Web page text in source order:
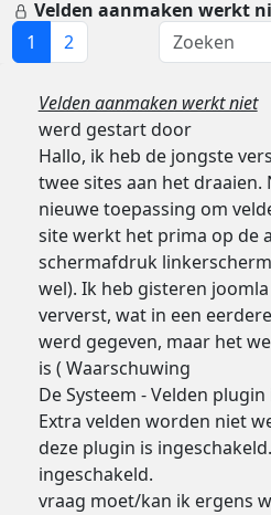
Velden aanmaken werkt
1
2
Velden aanmaken werkt niet
werd gestart door
Hallo, ik heb de jongste
twee sites aan het draaien.
nieuwe toepassing om
site werkt het prima op de
schermafdruk
wel). Ik heb gisteren
ververst, wat in een
werd gegeven, maar het
is ( Waarschuwing
De Systeem - Velden
Extra velden worden niet
deze plugin is
ingeschakeld.
vraag moet/kan ik ergens